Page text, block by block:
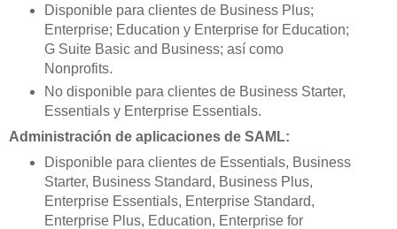
Disponible para clientes de Business Plus;
Enterprise; Education y Enterprise for Education;
G Suite Basic and Business; así como
Nonprofits.
No disponible para clientes de Business Starter,
Essentials y Enterprise Essentials.
Administración de aplicaciones de SAML:
Disponible para clientes de Essentials, Business
Starter, Business Standard, Business Plus,
Enterprise Essentials, Enterprise Standard,
Enterprise Plus, Education, Enterprise for